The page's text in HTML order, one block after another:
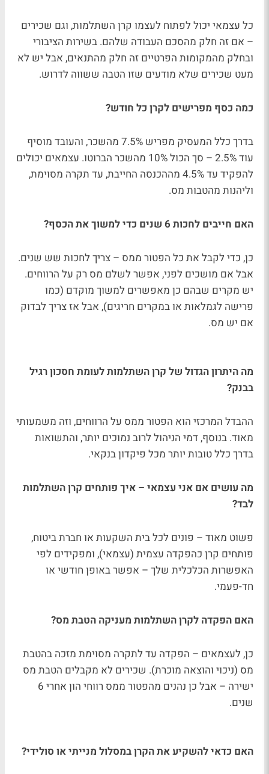
כל עצמאי יכול לפתוח לעצמו קרן השתלמות, וגם שכירים
– אם זה חלק מהסכם העבודה שלהם. בשירות הציבורי
ובחלק מהמקומות הפרטיים זה חלק מהתנאים, אבל יש לא
מעט שכירים שלא מודעים שזו הטבה ששווה לדרוש.
כמה כסף מפרישים לקרן כל חודש?
בדרך כלל המעסיק מפריש 7.5% מהשכר, והעובד מוסיף
עוד 2.5% – סך הכול 10% מהשכר הברוטו. עצמאים יכולים
להפקיד עד 4.5% מההכנסה החייבת, עד תקרה מסוימת,
וליהנות מהטבות מס.
האם חייבים לחכות 6 שנים כדי למשוך את הכסף?
כן, כדי לקבל את כל הפטור ממס – צריך לחכות שש שנים.
אבל אם מושכים לפני, אפשר לשלם מס רק על הרווחים.
יש מקרים שבהם כן מאפשרים למשוך מוקדם (כמו
פרישה לגמלאות או במקרים חריגים), אבל אז צריך לבדוק
אם יש מס.
מה היתרון הגדול של קרן השתלמות לעומת חסכון רגיל
בבנק?
ההבדל המרכזי הוא הפטור ממס על הרווחים, וזה משמעותי
מאוד. בנוסף, דמי הניהול לרוב נמוכים יותר, והתשואות
בדרך כלל טובות יותר מכל פיקדון בנקאי.
מה עושים אם אני עצמאי – איך פותחים קרן השתלמות
לבד?
פשוט מאוד – פונים לכל בית השקעות או חברת ביטוח,
פותחים קרן כהפקדה עצמית (עצמאי), ומפקידים לפי
האפשרות הכלכלית שלך – אפשר באופן חודשי או
חד-פעמי.
האם הפקדה לקרן השתלמות מעניקה הטבת מס?
כן, לעצמאים – הפקדה עד לתקרה מסוימת מזכה בהטבת
מס (ניכוי והוצאה מוכרת). שכירים לא מקבלים הטבת מס
ישירה – אבל כן נהנים מהפטור ממס רווחי הון אחרי 6
שנים.
האם כדאי להשקיע את הקרן במסלול מנייתי או סולידי?